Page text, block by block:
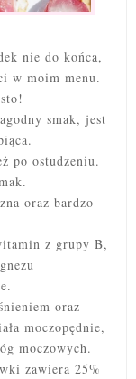
nie do końca,
w moim menu.
smak, jest
po ostudzeniu.
oraz bardzo
z grupy B,
oraz
moczopędnie,
moczowych.
zawiera 25%